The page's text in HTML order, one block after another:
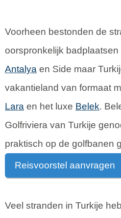
Voorheen bestonden de
oorspronkelijk badplaatsen
Antalya en Side maar
vakantieland van formaat
Lara en het luxe Belek.
Golfriviera van Turkije
praktisch op de golfbanen
Reisvoorstel aanvragen
Veel stranden in Turkije